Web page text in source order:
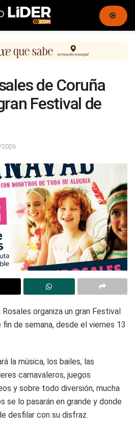
de Coruña
Festival de
organiza un gran Festival
de semana, desde el viernes 13
la música, los bailes, las
carnavaleros, juegos
y sobre todo diversión, mucha
se lo pasarán en grande y donde
desfilar con su disfraz.